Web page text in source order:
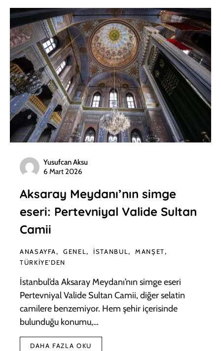
Yusufcan Aksu
6 Mart 2026
Aksaray Meydanı’nın simge
eseri: Pertevniyal Valide Sultan
Camii
ANASAYFA GENEL İSTANBUL
MANŞET
TÜRKIYE'DEN
İstanbul’da Aksaray Meydanı’nın simge eseri
Pertevniyal Valide Sultan Camii, diğer selatin
camilere benzemiyor. Hem şehir içerisinde
bulunduğu konumu,…
DAHA FAZLA OKU